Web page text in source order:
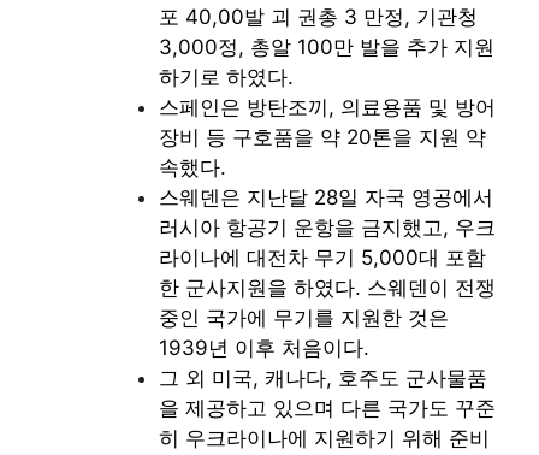
포 40,00발 괴 권총 3 만정, 기관청
3,000정, 총알 100만 발을 추가 지원
하기로 하였다.
스페인은 방탄조끼, 의료용품 및 방어
장비 등 구호품을 약 20톤을 지원 약
속했다.
스웨덴은 지난달 28일 자국 영공에서
러시아 항공기 운항을 금지했고, 우크
라이나에 대전차 무기 5,000대 포함
한 군사지원을 하였다. 스웨덴이 전쟁
중인 국가에 무기를 지원한 것은
1939년 이후 처음이다.
그 외 미국, 캐나다, 호주도 군사물품
을 제공하고 있으며 다른 국가도 꾸준
히 우크라이나에 지원하기 위해 준비